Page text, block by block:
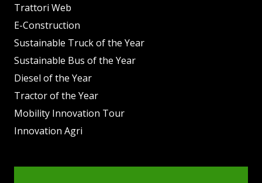
Trattori Web
E-Construction
Sustainable Truck of the Year
Sustainable Bus of the Year
Diesel of the Year
Tractor of the Year
Mobility Innovation Tour
Innovation Agri